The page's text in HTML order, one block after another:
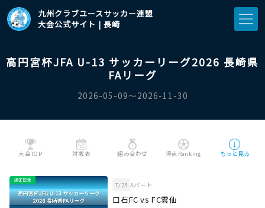
九州クラブユースサッカー連盟
大会公式サイト | 長崎
高円宮杯JFA U-13 サッカーリーグ2026 長崎県
FAリーグ
2026-05-09〜2026-11-30
大会TOP 対戦表 組み合わせ 得点Ranking
↓
もっと見る
7/25 Aパート
口石FC vs FC雲仙